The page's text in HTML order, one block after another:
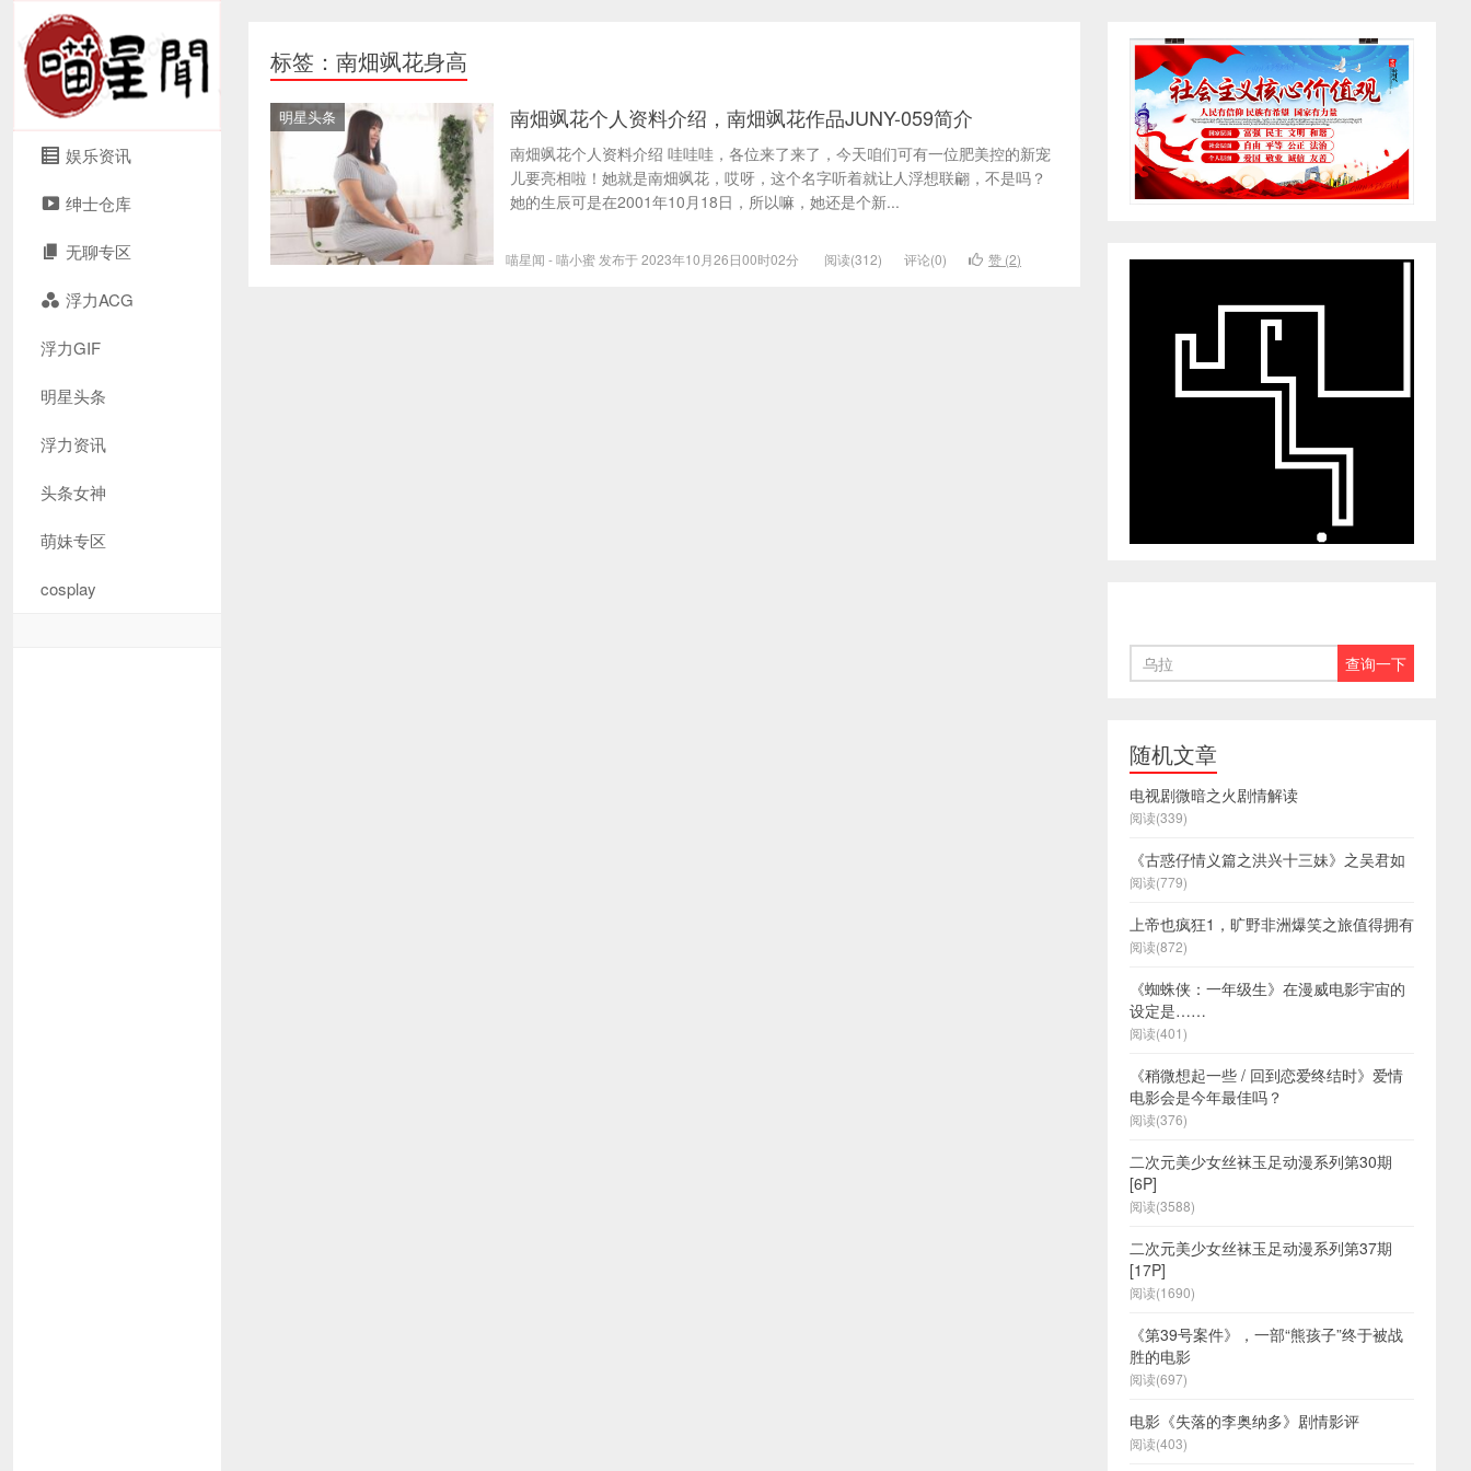
娱乐资讯
绅士仓库
无聊专区
浮力ACG
浮力GIF
明星头条
浮力资讯
头条女神
萌妹专区
cosplay
标签：南畑飒花身高
明星头条 南畑飒花个人资料介绍，南畑飒花作品JUNY-059简介
南畑飒花个人资料介绍 哇哇哇，各位来了来了，今天咱们可有一位肥美控的新宠
儿要亮相啦！她就是南畑飒花，哎呀，这个名字听着就让人浮想联翩，不是吗？
她的生辰可是在2001年10月18日，所以嘛，她还是个新...
喵星闻 - 喵小蜜 发布于 2023年10月26日00时02分 阅读(312) 评论(0) 赞 (2)
随机文章
电视剧微暗之火剧情解读
阅读(339)
《古惑仔情义篇之洪兴十三妹》之吴君如
阅读(779)
上帝也疯狂1，旷野非洲爆笑之旅值得拥有
阅读(872)
《蜘蛛侠：一年级生》在漫威电影宇宙的
设定是……
阅读(401)
《稍微想起一些 / 回到恋爱终结时》爱情
电影会是今年最佳吗？
阅读(376)
二次元美少女丝袜玉足动漫系列第30期
[6P]
阅读(3588)
二次元美少女丝袜玉足动漫系列第37期
[17P]
阅读(1690)
《第39号案件》，一部“熊孩子”终于被战
胜的电影
阅读(697)
电影《失落的李奥纳多》剧情影评
阅读(403)